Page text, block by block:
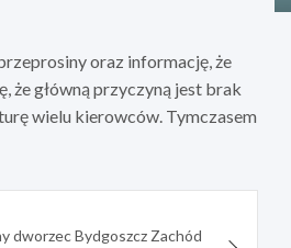
oraz informację, że
że główną przyczyną jest brak
wielu kierowców. Tymczasem
dworzec Bydgoszcz Zachód